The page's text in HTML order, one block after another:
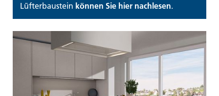
Lüfterbaustein können Sie hier nachlesen.